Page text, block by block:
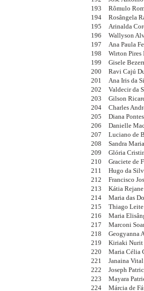
193
Rômulo
194
Rosângela
195
Arinalda
196
Wallyson
197
Ana Paula
198
Wirton Pires
199
Gisele
200
Ravi Cajú
201
Ana Iris da
202
Valdecir da
203
Gilson
204
Charles
205
Diana
206
Danielle
207
Luciano de
208
Sandra
209
Glória
210
Graciete de
211
Hugo da
212
Francisco
213
Kátia Rejane
214
Maria das
215
Thiago Leite
216
Maria
217
Marconi
218
Geogyanna
219
Kiriaki Nurit
220
Maria Célia
221
Janaina
222
Joseph
223
Mayara
224
Márcia de